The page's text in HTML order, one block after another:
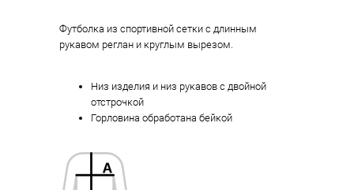
Футболка из спортивной сетки с длинным
рукавом реглан и круглым вырезом.
Низ изделия и низ рукавов с двойной
отстрочкой
Горловина обработана бейкой